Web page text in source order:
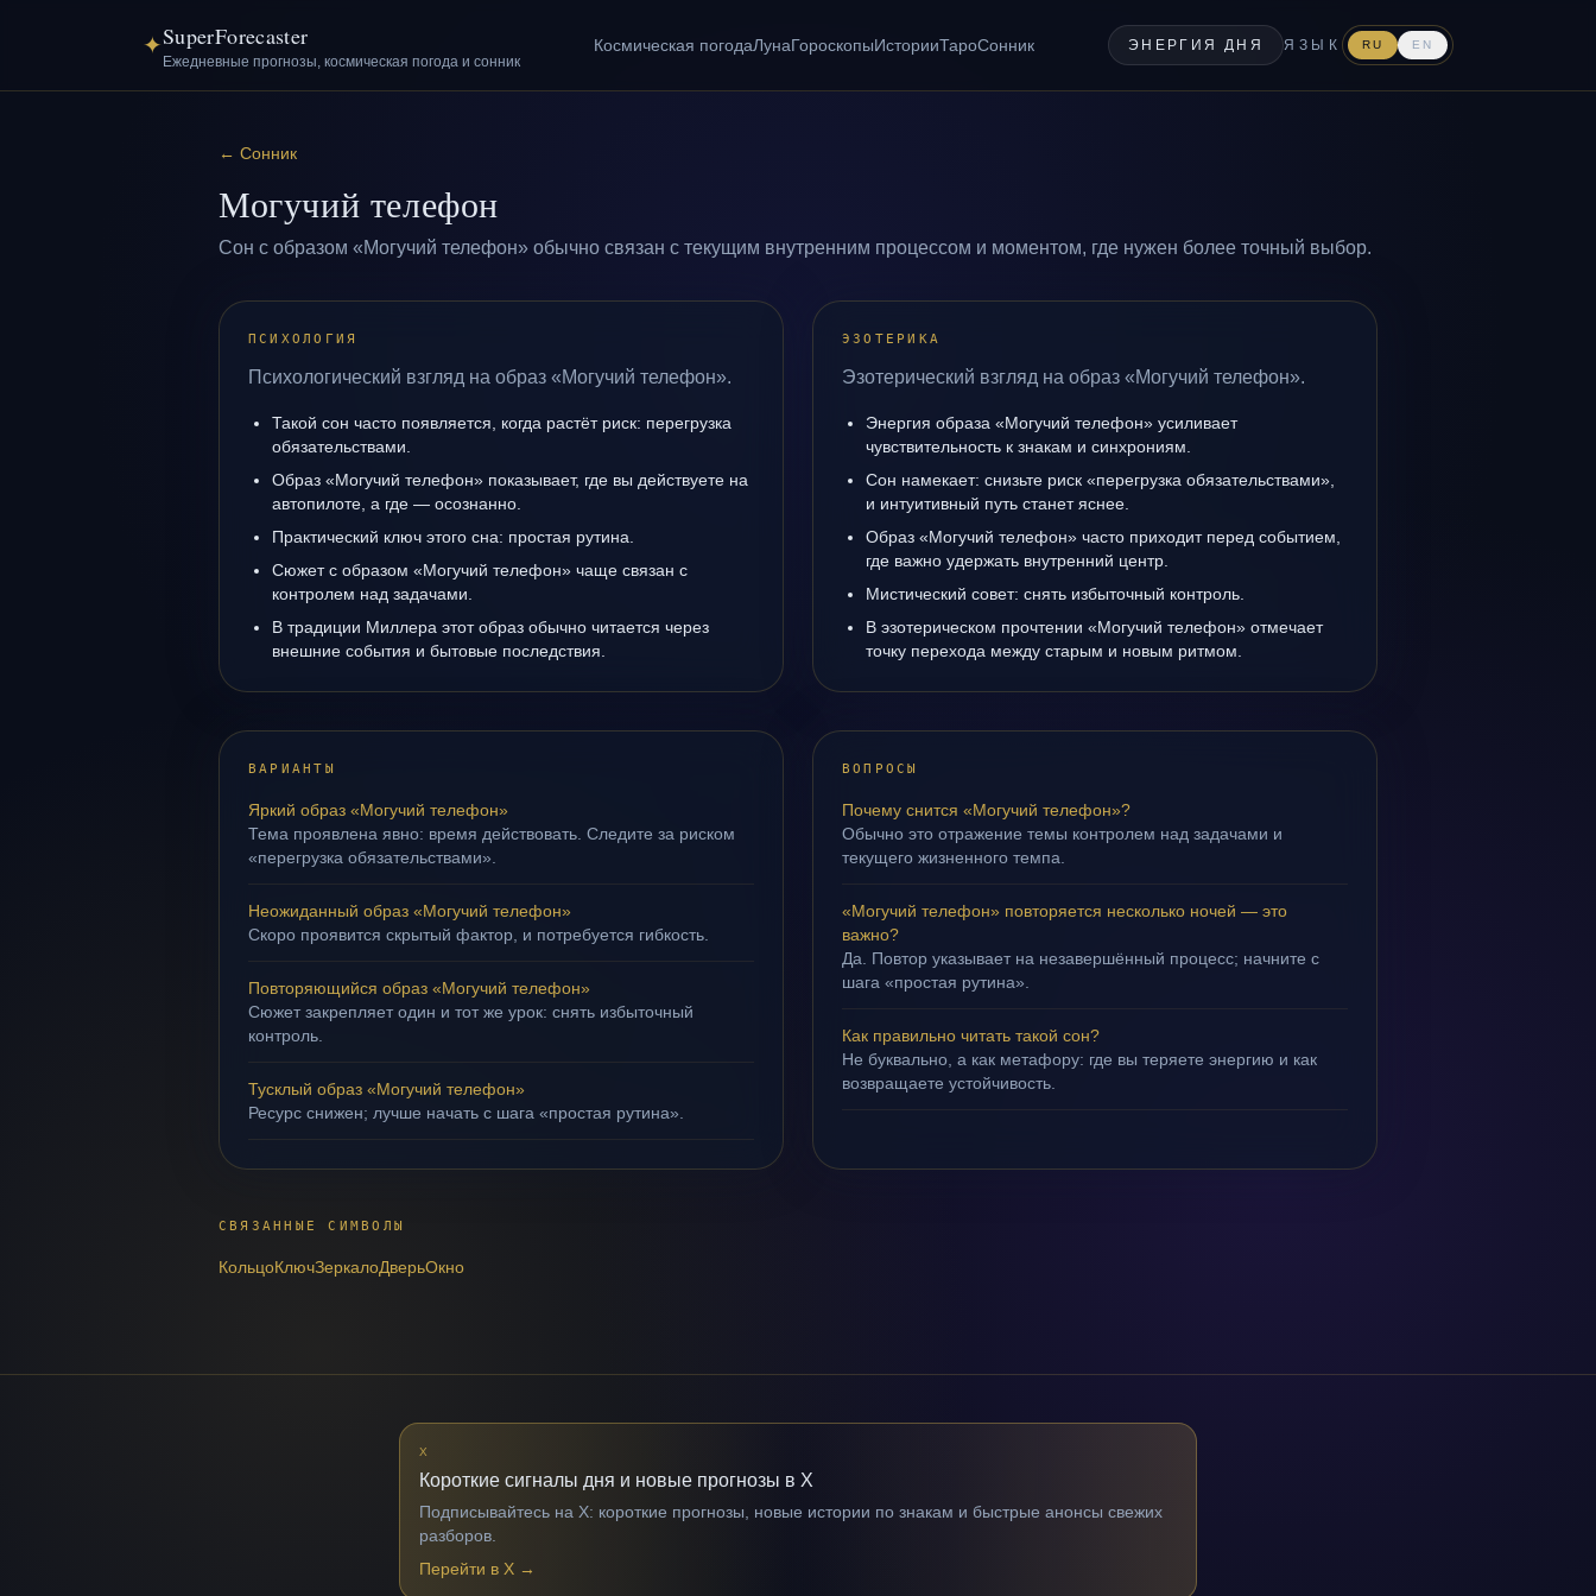
✦SuperForecaster
Ежедневные прогнозы, космическая погода и сонник
Космическая погодаЛунаГороскопыИсторииТароСонник ЭНЕРГИЯ ДНЯ ЯЗЫК RU EN
← Сонник
Могучий телефон
Сон с образом «Могучий телефон» обычно связан с текущим внутренним процессом и моментом, где нужен более точный выбор.
ПСИХОЛОГИЯ
Психологический взгляд на образ «Могучий телефон».
Такой сон часто появляется, когда растёт риск: перегрузка
обязательствами.
Образ «Могучий телефон» показывает, где вы действуете на
автопилоте, а где — осознанно.
Практический ключ этого сна: простая рутина.
Сюжет с образом «Могучий телефон» чаще связан с
контролем над задачами.
В традиции Миллера этот образ обычно читается через
внешние события и бытовые последствия.
ЭЗОТЕРИКА
Эзотерический взгляд на образ «Могучий телефон».
Энергия образа «Могучий телефон» усиливает
чувствительность к знакам и синхрониям.
Сон намекает: снизьте риск «перегрузка обязательствами»,
и интуитивный путь станет яснее.
Образ «Могучий телефон» часто приходит перед событием,
где важно удержать внутренний центр.
Мистический совет: снять избыточный контроль.
В эзотерическом прочтении «Могучий телефон» отмечает
точку перехода между старым и новым ритмом.
ВАРИАНТЫ
Яркий образ «Могучий телефон»
Тема проявлена явно: время действовать. Следите за риском
«перегрузка обязательствами».
Неожиданный образ «Могучий телефон»
Скоро проявится скрытый фактор, и потребуется гибкость.
Повторяющийся образ «Могучий телефон»
Сюжет закрепляет один и тот же урок: снять избыточный
контроль.
Тусклый образ «Могучий телефон»
Ресурс снижен; лучше начать с шага «простая рутина».
ВОПРОСЫ
Почему снится «Могучий телефон»?
Обычно это отражение темы контролем над задачами и
текущего жизненного темпа.
«Могучий телефон» повторяется несколько ночей — это
важно?
Да. Повтор указывает на незавершённый процесс; начните с
шага «простая рутина».
Как правильно читать такой сон?
Не буквально, а как метафору: где вы теряете энергию и как
возвращаете устойчивость.
СВЯЗАННЫЕ СИМВОЛЫ
КольцоКлючЗеркалоДверьОкно
X
Короткие сигналы дня и новые прогнозы в X
Подписывайтесь на X: короткие прогнозы, новые истории по знакам и быстрые анонсы свежих
разборов.
Перейти в X →